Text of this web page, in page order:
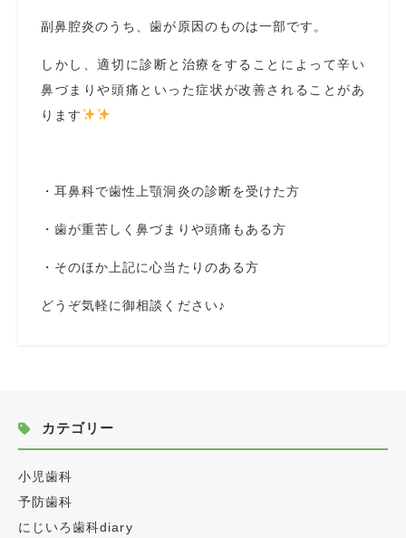
副鼻腔炎のうち、歯が原因のものは一部です。
しかし、適切に診断と治療をすることによって辛い
鼻づまりや頭痛といった症状が改善されることがあ
ります
・耳鼻科で歯性上顎洞炎の診断を受けた方
・歯が重苦しく鼻づまりや頭痛もある方
・そのほか上記に心当たりのある方
どうぞ気軽に御相談ください♪
カテゴリー
小児歯科
予防歯科
にじいろ歯科diary